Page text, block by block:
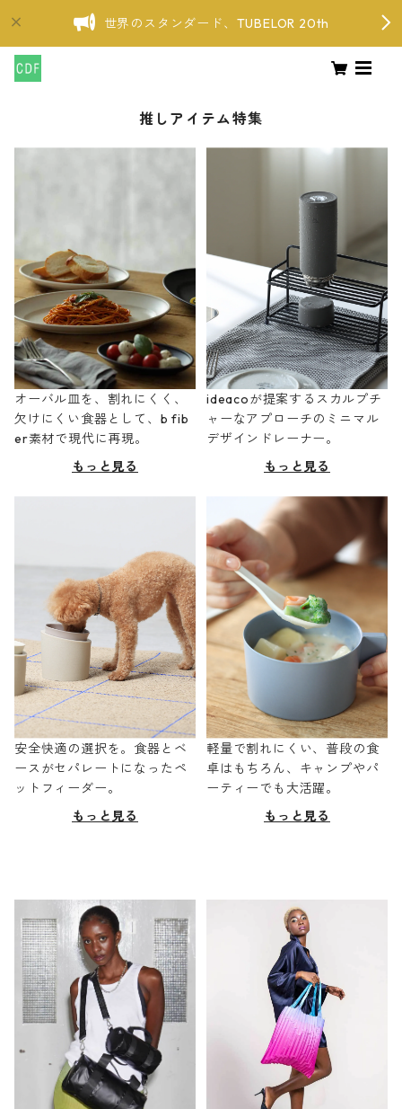
世界のスタンダード、TUBELOR 20th
推しアイテム特集
オーバル皿を、割れにくく、
欠けにくい食器として、b fib
er素材で現代に再現。
もっと見る
ideacoが提案するスカルプチ
ャーなアプローチのミニマル
デザインドレーナー。
もっと見る
安全快適の選択を。食器とベ
ースがセパレートになったペ
ットフィーダー。
もっと見る
軽量で割れにくい、普段の食
卓はもちろん、キャンプやパ
ーティーでも大活躍。
もっと見る